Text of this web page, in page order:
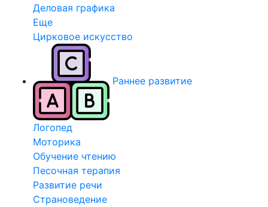
Деловая графика
Еще
Цирковое искусство
Раннее развитие
Логопед
Моторика
Обучение чтению
Песочная терапия
Развитие речи
Страноведение